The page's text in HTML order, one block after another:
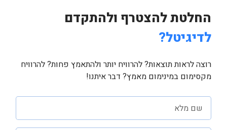
החלטת להצטרף ולהתקדם
לדיגיטל?
רוצה לראות תוצאות? להרוויח יותר ולהתאמץ פחות? להרוויח
מקסימום במינימום מאמץ? דבר איתנו!